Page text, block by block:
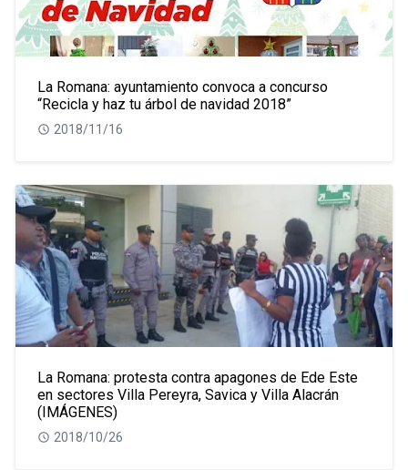
La Romana: ayuntamiento convoca a concurso
“Recicla y haz tu árbol de navidad 2018”
2018/11/16
La Romana: protesta contra apagones de Ede Este
en sectores Villa Pereyra, Savica y Villa Alacrán
(IMÁGENES)
2018/10/26